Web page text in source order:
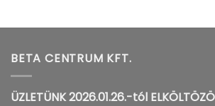
BETA CENTRUM KFT.
ÜZLETÜNK 2026.01.26.-tól